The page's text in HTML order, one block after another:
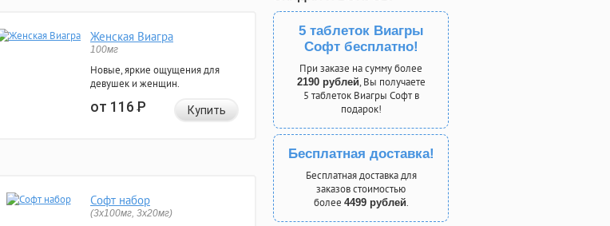
Женская Виагра
100мг
Новые, яркие ощущения для
девушек и женщин.
от 116Р Купить
Софт набор
(3x100мг, 3x20мг)
5 таблеток Виагры
Софт бесплатно!
При заказе на сумму более
2190 рублей, Вы получаете
5 таблеток Виагры Софт в
подарок!
Бесплатная доставка!
Бесплатная доставка для
заказов стоимостью
более 4499 рублей.